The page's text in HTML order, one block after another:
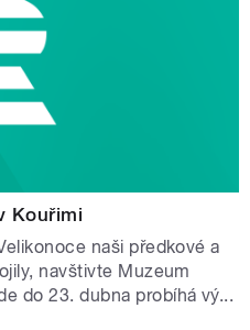
Kouřimi
naši předkové a
navštivte Muzeum
do 23. dubna probíhá vý...